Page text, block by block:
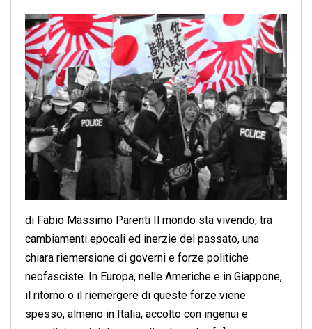
di Fabio Massimo Parenti Il mondo sta vivendo, tra
cambiamenti epocali ed inerzie del passato, una
chiara riemersione di governi e forze politiche
neofasciste. In Europa, nelle Americhe e in Giappone,
il ritorno o il riemergere di queste forze viene
spesso, almeno in Italia, accolto con ingenui e